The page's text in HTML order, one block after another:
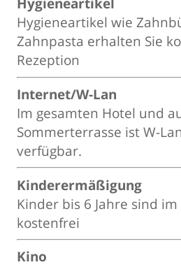
Hygieneartikel
Hygieneartikel wie
Zahnpasta erhalten Sie
Rezeption
Internet/W-Lan
Im gesamten Hotel und
Sommerterrasse ist W-
verfügbar.
Kinderermäßigung
Kinder bis 6 Jahre sind
kostenfrei
Kino